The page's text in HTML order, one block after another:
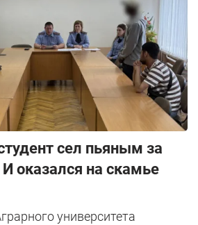
сел пьяным за
И оказался на скамье
университета